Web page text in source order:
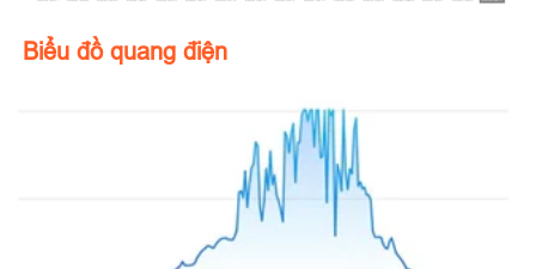
Biểu đồ quang điện